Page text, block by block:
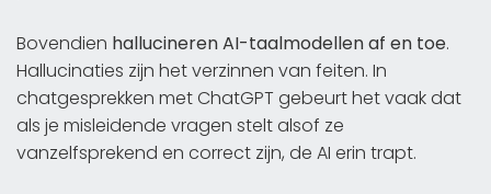
Bovendien hallucineren AI-taalmodellen af en toe.
Hallucinaties zijn het verzinnen van feiten. In
chatgesprekken met ChatGPT gebeurt het vaak dat
als je misleidende vragen stelt alsof ze
vanzelfsprekend en correct zijn, de AI erin trapt.